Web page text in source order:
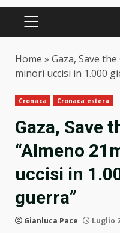
PRIMARY
Home » Gaza, Save
minori uccisi in 1.000
Cronaca Cronaca estera
Gaza, Save
“Almeno
uccisi in
guerra”
Gianluca Pace Luglio